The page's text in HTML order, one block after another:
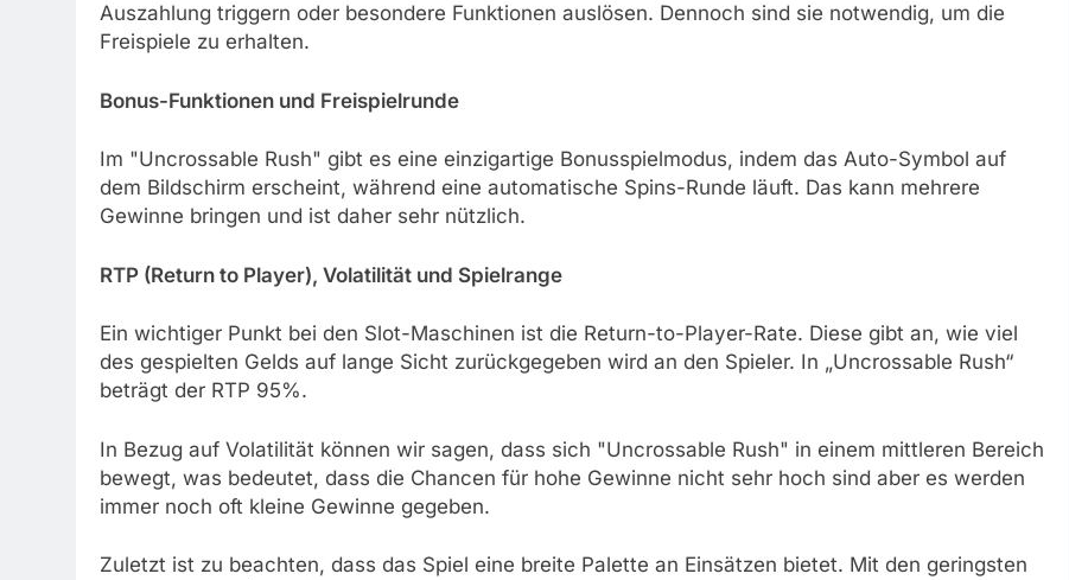
Auszahlung triggern oder besondere Funktionen auslösen. Dennoch sind sie notwendig, um die
Freispiele zu erhalten.
Bonus-Funktionen und Freispielrunde
Im "Uncrossable Rush" gibt es eine einzigartige Bonusspielmodus, indem das Auto-Symbol auf
dem Bildschirm erscheint, während eine automatische Spins-Runde läuft. Das kann mehrere
Gewinne bringen und ist daher sehr nützlich.
RTP (Return to Player), Volatilität und Spielrange
Ein wichtiger Punkt bei den Slot-Maschinen ist die Return-to-Player-Rate. Diese gibt an, wie viel
des gespielten Gelds auf lange Sicht zurückgegeben wird an den Spieler. In „Uncrossable Rush“
beträgt der RTP 95%.
In Bezug auf Volatilität können wir sagen, dass sich "Uncrossable Rush" in einem mittleren Bereich
bewegt, was bedeutet, dass die Chancen für hohe Gewinne nicht sehr hoch sind aber es werden
immer noch oft kleine Gewinne gegeben.
Zuletzt ist zu beachten, dass das Spiel eine breite Palette an Einsätzen bietet. Mit den geringsten